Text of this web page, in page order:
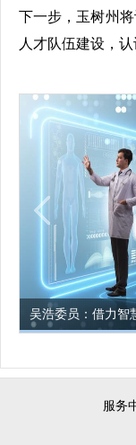
下一步，玉树州
人才队伍建设，
吴浩委员：借力智
服务